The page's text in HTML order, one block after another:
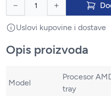
Uslovi kupovine i dostave
Opis proizvoda
Model
Procesor
tray